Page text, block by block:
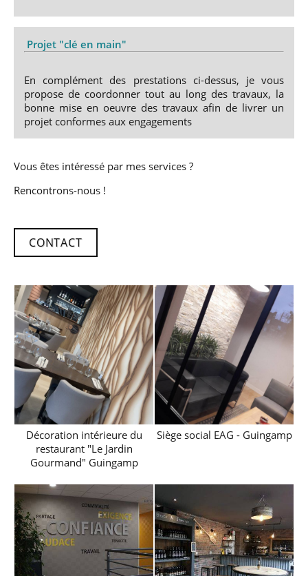
Projet "clé en main"
En complément des prestations ci-dessus, je vous
propose de coordonner tout au long des travaux, la
bonne mise en oeuvre des travaux afin de livrer un
projet conformes aux engagements
Vous êtes intéressé par mes services ?
Rencontrons-nous !
CONTACT
Décoration intérieure du
restaurant "Le Jardin
Gourmand" Guingamp
Siège social EAG - Guingamp